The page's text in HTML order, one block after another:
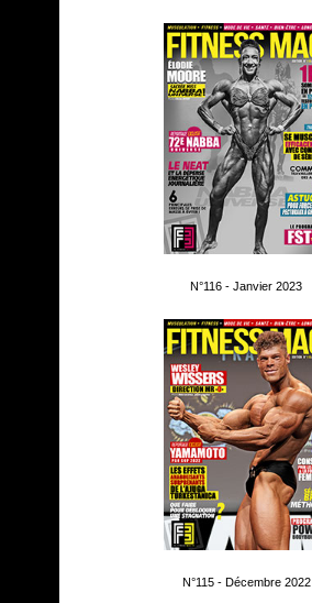
N°116 - Janvier 2023
N°115 - Décembre 2022